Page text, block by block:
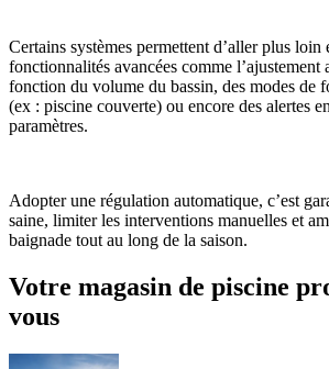
Certains systèmes permettent d’aller plus loin
fonctionnalités avancées comme l’ajustement
fonction du volume du bassin, des modes de
(ex : piscine couverte) ou encore des alertes
paramètres.
Adopter une régulation automatique, c’est
saine, limiter les interventions manuelles et
baignade tout au long de la saison.
Votre magasin de piscine
vous